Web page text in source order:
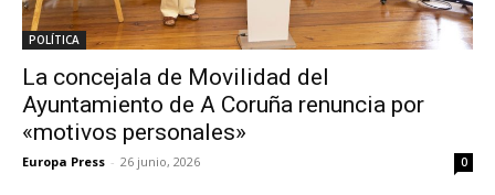
POLÍTICA
La concejala de Movilidad del
Ayuntamiento de A Coruña renuncia por
«motivos personales»
Europa Press - 26 junio, 2026 0